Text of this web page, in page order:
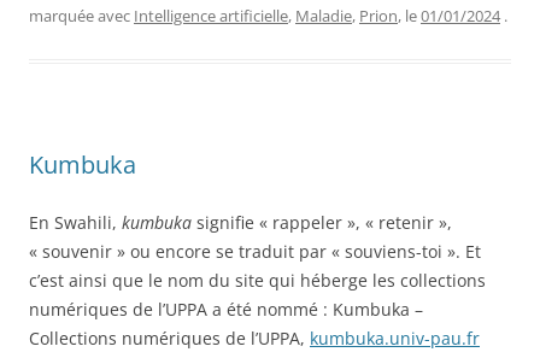
marquée avec Intelligence artificielle, Maladie, Prion, le01/01/2024 .
Kumbuka
En Swahili, kumbuka signifie « rappeler », « retenir »,
« souvenir » ou encore se traduit par « souviens-toi ». Et
c’est ainsi que le nom du site qui héberge les collections
numériques de l’UPPA a été nommé : Kumbuka –
Collections numériques de l’UPPA, kumbuka.univ-pau.fr